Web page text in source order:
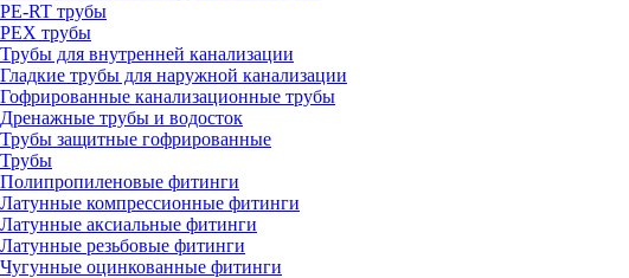
PE-RT трубы
PEX трубы
Трубы для внутренней канализации
Гладкие трубы для наружной канализации
Гофрированные канализационные трубы
Дренажные трубы и водосток
Трубы защитные гофрированные
Трубы
Полипропиленовые фитинги
Латунные компрессионные фитинги
Латунные аксиальные фитинги
Латунные резьбовые фитинги
Чугунные оцинкованные фитинги